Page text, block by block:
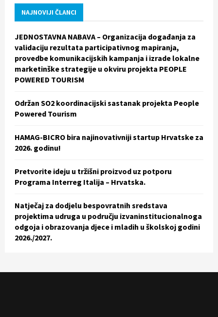
f
r
:
R
C
NAJNOVIJI ČLANCI
JEDNOSTAVNA NABAVA – Organizacija događanja za
validaciju rezultata participativnog mapiranja,
provedbe komunikacijskih kampanja i izrade lokalne
marketinške strategije u okviru projekta PEOPLE
POWERED TOURISM
Održan SO2 koordinacijski sastanak projekta People
Powered Tourism
HAMAG-BICRO bira najinovativniji startup Hrvatske za
2026. godinu!
Pretvorite ideju u tržišni proizvod uz potporu
Programa Interreg Italija – Hrvatska.
Natječaj za dodjelu bespovratnih sredstava
projektima udruga u području izvaninstitucionalnoga
odgoja i obrazovanja djece i mladih u školskoj godini
2026./2027.